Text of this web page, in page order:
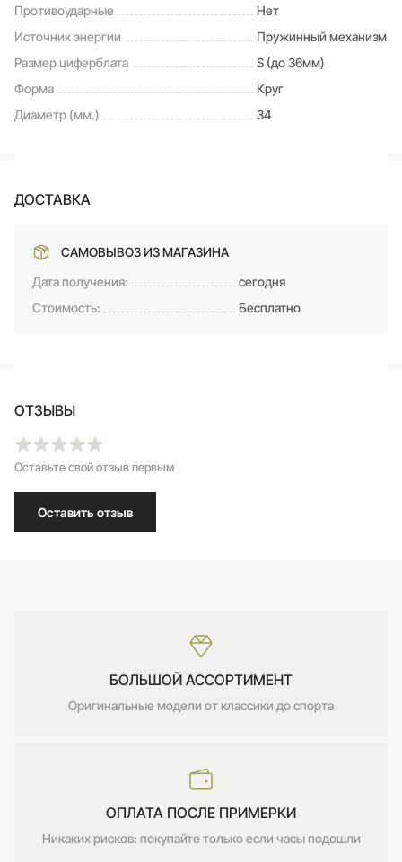
Противоударные
Нет
Источник энергии
Пружинный механизм
Размер циферблата
S (до 36мм)
Форма
Круг
Диаметр (мм.)
34
ДОСТАВКА
САМОВЫВОЗ ИЗ МАГАЗИНА
Дата получения:
сегодня
Стоимость:
Бесплатно
ОТЗЫВЫ
Оставьте свой отзыв первым
Оставить отзыв
БОЛЬШОЙ АССОРТИМЕНТ
Оригинальные модели от классики до спорта
ОПЛАТА ПОСЛЕ ПРИМЕРКИ
Никаких рисков: покупайте только если часы подошли